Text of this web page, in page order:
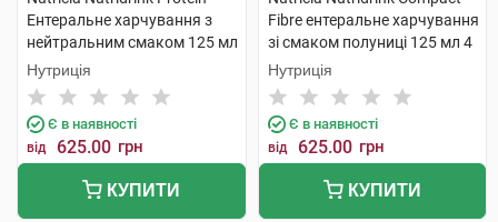
Ентеральне харчування з
нейтральним смаком 125 мл
4 пляшки
Нутриція
Є в наявності
від 625.00 грн
КУПИТИ
Fibre ентеральне харчування
зі смаком полуниці 125 мл 4
пляшки
Нутриція
Є в наявності
від 625.00 грн
КУПИТИ